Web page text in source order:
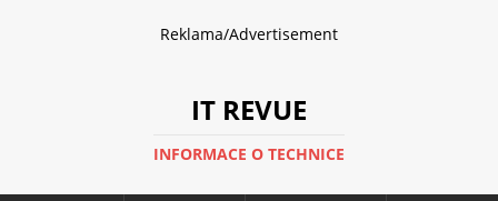
Reklama/Advertisement
IT REVUE
INFORMACE O TECHNICE